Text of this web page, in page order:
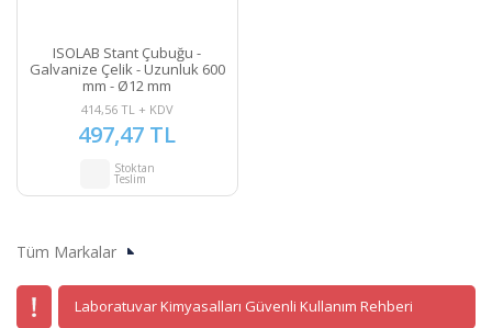
ISOLAB Stant Çubuğu -
Galvanize Çelik - Uzunluk 600
mm - Ø12 mm
414,56 TL + KDV
497,47 TL
Stoktan
Teslim
Tüm Markalar
Laboratuvar Kimyasalları Güvenli Kullanım Rehberi